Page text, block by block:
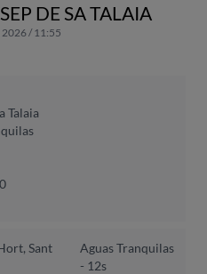
DE SA TALAIA
2026 / 11:55
Talaia
Sant
Aguas Tranquilas
- 12s